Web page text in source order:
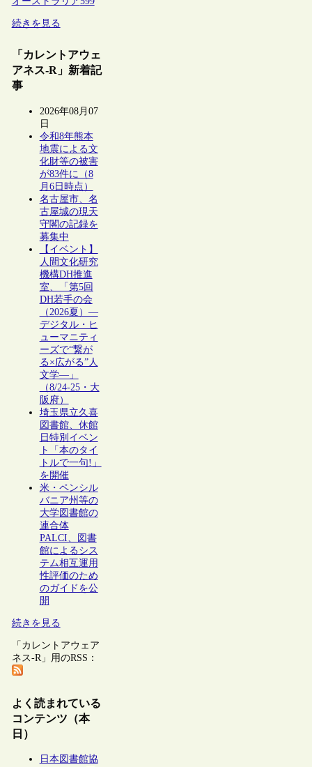
続きを見る
「カレントアウェ
アネス-R」新着記
事
2026年08月07
日
令和8年熊本
地震による文
化財等の被害
が83件に（8
月6日時点）
名古屋市、名
古屋城の現天
守閣の記録を
募集中
【イベント】
人間文化研究
機構DH推進
室、「第5回
DH若手の会
（2026夏）―
デジタル・ヒ
ューマニティ
ーズで“繋が
る×広がる”人
文学―」
（8/24-25・大
阪府）
埼玉県立久喜
図書館、休館
日特別イベン
ト「本のタイ
トルで一句!」
を開催
米・ペンシル
バニア州等の
大学図書館の
連合体
PALCI、図書
館によるシス
テム相互運用
性評価のため
のガイドを公
開
続きを見る
「カレントアウェア
ネス-R」用のRSS：
よく読まれている
コンテンツ（本
日）
日本図書館協